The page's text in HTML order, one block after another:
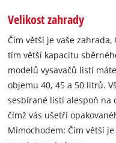
Velikost zahrady
Čím větší je vaše
tím větší kapacitu
modelů vysavačů listí
objemu 40, 45 a 50 litrů.
sesbírané listí alespoň na
čímž vás ušetří
Mimochodem: Čím větší